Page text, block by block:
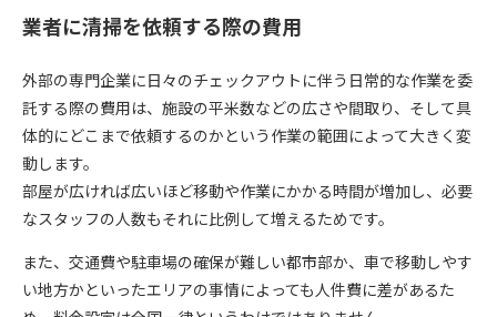
業者に清掃を依頼する際の費用
外部の専門企業に日々のチェックアウトに伴う日常的な作業を委
託する際の費用は、施設の平米数などの広さや間取り、そして具
体的にどこまで依頼するのかという作業の範囲によって大きく変
動します。
部屋が広ければ広いほど移動や作業にかかる時間が増加し、必要
なスタッフの人数もそれに比例して増えるためです。
また、交通費や駐車場の確保が難しい都市部か、車で移動しやす
い地方かといったエリアの事情によっても人件費に差があるた